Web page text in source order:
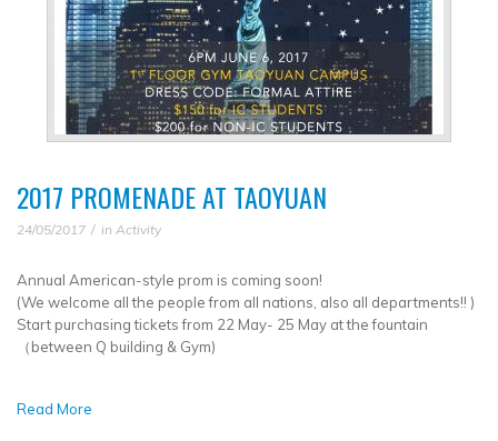
2017 PROMENADE AT TAOYUAN
24/05/2017 in Activity
Annual American-style prom is coming soon!
(We welcome all the people from all nations, also all departments!! )
Start purchasing tickets from 22 May- 25 May at the fountain
（between Q building & Gym)
Read More